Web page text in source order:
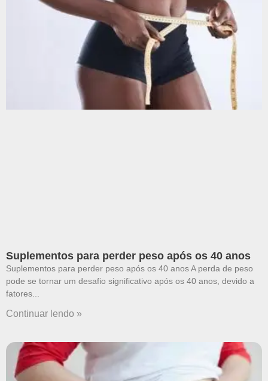
Suplementos para perder peso após os 40 anos
Suplementos para perder peso após os 40 anos A perda de peso
pode se tornar um desafio significativo após os 40 anos, devido a
fatores
Continuar lendo »